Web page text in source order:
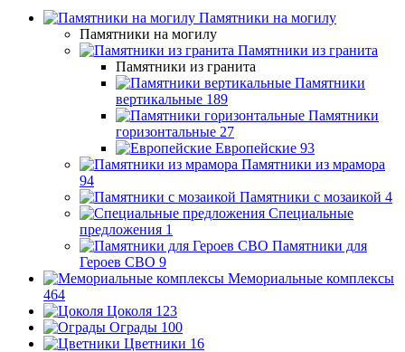
Памятники на могилу
Памятники на могилу
Памятники из гранита
Памятники из гранита
Памятники
вертикальные 189
Памятники
горизонтальные 27
Европейские 93
Памятники из мрамора
94
Памятники с мозаикой 4
Специальные
предложения 1
Памятники для
Героев СВО 9
Мемориальные комплексы
464
Цоколя 123
Ограды 100
Цветники 16